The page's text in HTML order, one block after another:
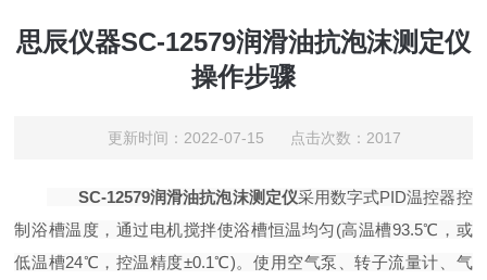
思辰仪器SC-12579润滑油抗泡沫测定仪
操作步骤
更新时间：2022-07-15 点击次数：2017
SC-12579润滑油抗泡沫测定仪采用数字式PID温控器控
制浴槽温度，通过电机搅拌使浴槽恒温均匀(高温槽93.5℃，或
低温槽24℃，控温精度±0.1℃)。使用空气泵、转子流量计、气